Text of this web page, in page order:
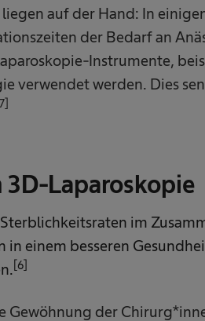
auf der Hand: In
der Bedarf an
Instrumente,
verwendet werden. Dies
Laparoskopie
im
einem besseren
[6]
der